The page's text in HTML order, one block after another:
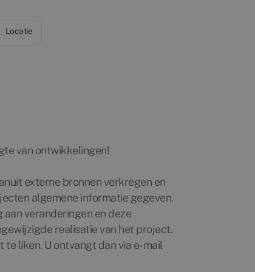
Locatie
van ontwikkelingen!
externe bronnen verkregen en
algemene informatie gegeven.
veranderingen en deze
realisatie van het project.
liken. U ontvangt dan via e-mail